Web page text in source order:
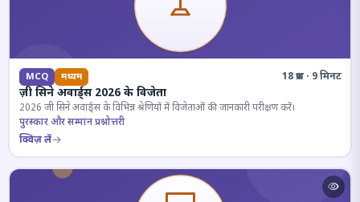
MCQ मध्यम 18 प्रश्न · 9 मिनट
ज़ी सिने अवार्ड्स 2026 के विजेता
2026 जी सिने अवार्ड्स के विभिन्न श्रेणियों में विजेताओं की जानकारी परीक्षण करें।
पुरस्कार और सम्मान प्रश्नोत्तरी
क्विज़ लें